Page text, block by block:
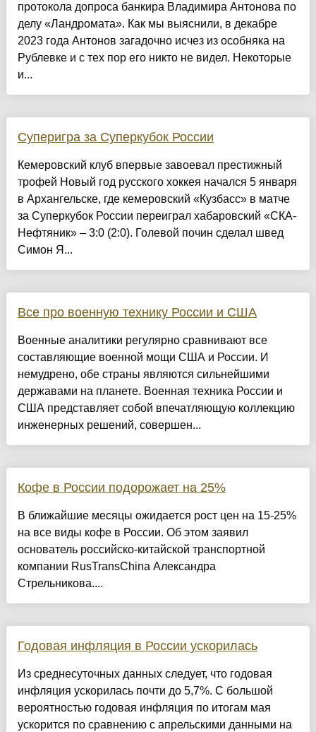
протокола допроса банкира Владимира Антонова по
делу «Ландромата». Как мы выяснили, в декабре
2023 года Антонов загадочно исчез из особняка на
Рублевке и с тех пор его никто не видел. Некоторые
и...
Суперигра за Суперкубок России
Кемеровский клуб впервые завоевал престижный
трофей Новый год русского хоккея начался 5 января
в Архангельске, где кемеровский «Кузбасс» в матче
за Суперкубок России переиграл хабаровский «СКА-
Нефтяник» – 3:0 (2:0). Голевой почин сделал швед
Симон Я...
Все про военную технику России и США
Военные аналитики регулярно сравнивают все
составляющие военной мощи США и России. И
немудрено, обе страны являются сильнейшими
державами на планете. Военная техника России и
США представляет собой впечатляющую коллекцию
инженерных решений, совершен...
Кофе в России подорожает на 25%
В ближайшие месяцы ожидается рост цен на 15-25%
на все виды кофе в России. Об этом заявил
основатель российско-китайской транспортной
компании RusTransChina Александра
Стрельникова....
Годовая инфляция в России ускорилась
Из среднесуточных данных следует, что годовая
инфляция ускорилась почти до 5,7%. С большой
вероятностью годовая инфляция по итогам мая
ускорится по сравнению с апрельскими данными на